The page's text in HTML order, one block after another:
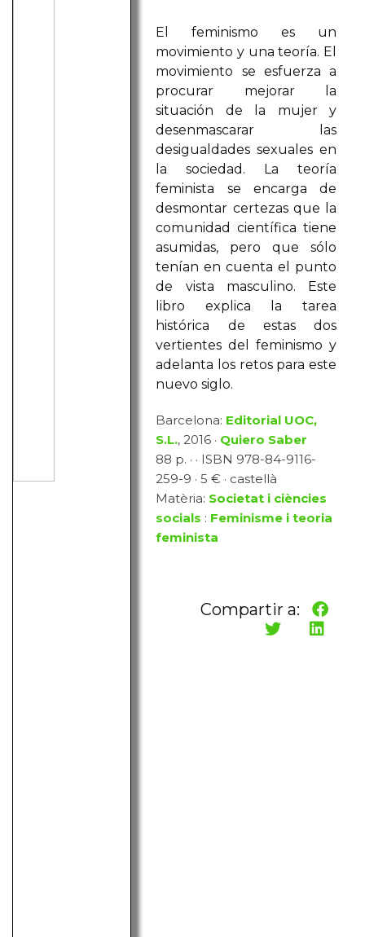
El feminismo es un
movimiento y una teoría. El
movimiento se esfuerza a
procurar mejorar la
situación de la mujer y
desenmascarar las
desigualdades sexuales en
la sociedad. La teoría
feminista se encarga de
desmontar certezas que la
comunidad científica tiene
asumidas, pero que sólo
tenían en cuenta el punto
de vista masculino. Este
libro explica la tarea
histórica de estas dos
vertientes del feminismo y
adelanta los retos para este
nuevo siglo.
Barcelona: Editorial UOC,
S.L., 2016 · Quiero Saber
88 p. · · ISBN 978-84-9116-
259-9 · 5 € · castellà
Matèria: Societat i ciències
socials : Feminisme i teoria
feminista
Compartir a: